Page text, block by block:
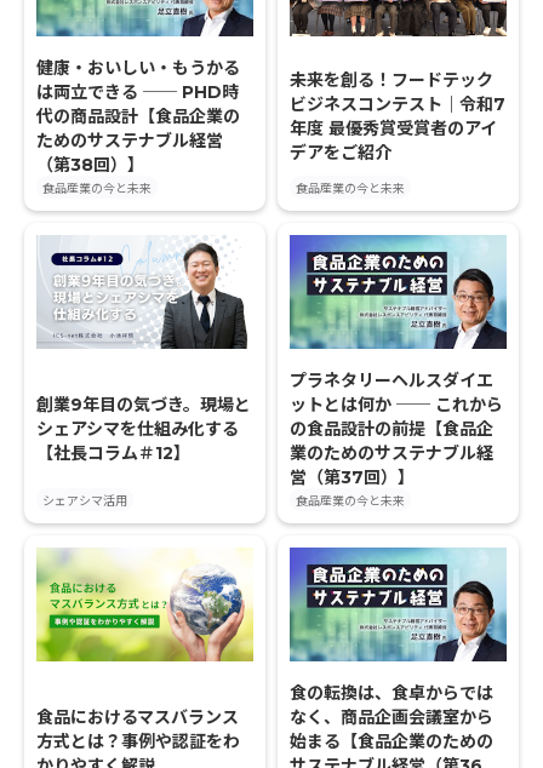
健康・おいしい・もうかる
は両立できる ── PHD時
代の商品設計【食品企業の
ためのサステナブル経営
（第38回）】
食品産業の今と未来
未来を創る！フードテック
ビジネスコンテスト｜令和7
年度 最優秀賞受賞者のアイ
デアをご紹介
食品産業の今と未来
創業9年目の気づき。現場と
シェアシマを仕組み化する
【社長コラム＃12】
シェアシマ活用
プラネタリーヘルスダイエ
ットとは何か ── これから
の食品設計の前提【食品企
業のためのサステナブル経
営（第37回）】
食品産業の今と未来
食品におけるマスバランス
方式とは？事例や認証をわ
食の転換は、食卓からでは
なく、商品企画会議室から
始まる【食品企業のための